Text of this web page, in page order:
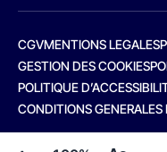
CGVMENTIONS LEGALES
GESTION DES COOKIES
POLITIQUE
CONDITIONS GENERALES